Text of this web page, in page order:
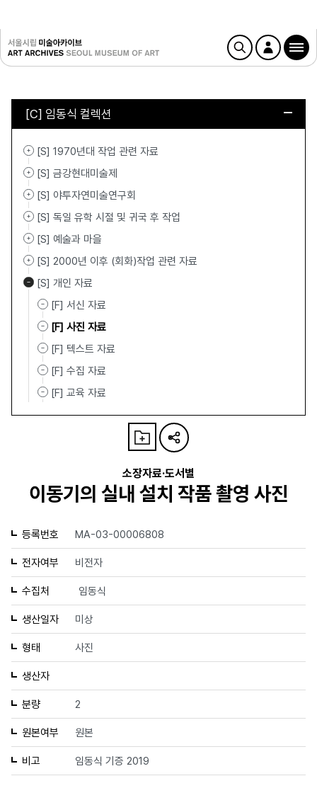
[C] 임동식 컬렉션
[S] 1970년대 작업 관련 자료
[S] 금강현대미술제
[S] 야투자연미술연구회
[S] 독일 유학 시절 및 귀국 후 작업
[S] 예술과 마을
[S] 2000년 이후 (회화)작업 관련 자료
[S] 개인 자료
[F] 서신 자료
[F] 사진 자료
[F] 텍스트 자료
[F] 수집 자료
[F] 교육 자료
소장자료·도서별
이동기의 실내 설치 작품 촬영 사진
등록번호 MA-03-00006808
전자여부 비전자
수집처 임동식
생산일자 미상
형태 사진
생산자
분량 2
원본여부 원본
비고 임동식 기증 2019